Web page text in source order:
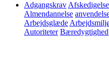
Adgangskrav
Almendannelse
Arbejdsglæde
Autoriteter Bæredygtighed